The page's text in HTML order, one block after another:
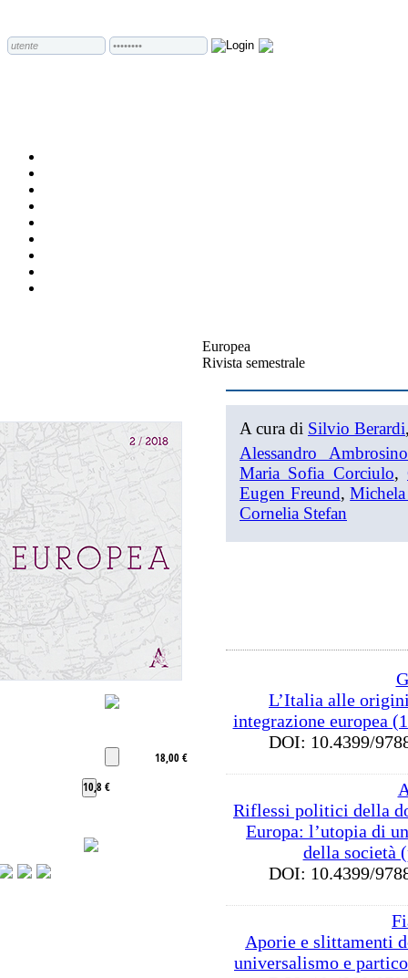
Europea
Rivista semestrale
18,00 €
10,8 €
A cura di Silvio Berardi
Alessandro Ambrosino
Maria Sofia Corciulo,
Eugen Freund,
Cornelia Stefan
L’Italia alle
integrazione europea
DOI: 10.4399/
Riflessi politici della
Europa: l’utopia di
della società
DOI: 10.4399/
Aporie e slittamenti
universalismo e